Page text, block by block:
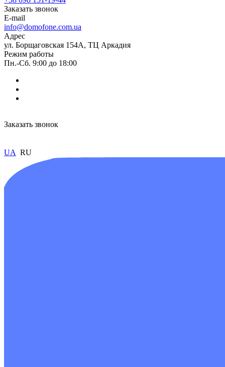
Заказать звонок
E-mail
info@domofone.com.ua
Адрес
ул. Борщаговская 154А, ТЦ Аркадия
Режим работы
Пн.-Сб. 9:00 до 18:00
Заказать звонок
UA RU